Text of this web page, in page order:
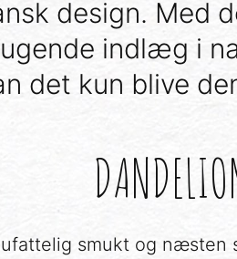
design. Med
indlæg i
det kun blive
smukt og næsten